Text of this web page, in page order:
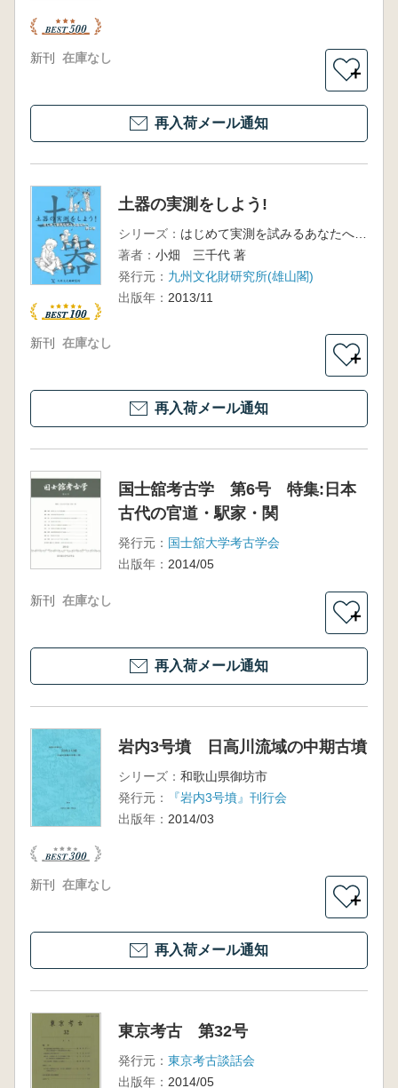
新刊 在庫なし
＋
再入荷メール通知
土器の実測をしよう!
シリーズ：
はじめて実測を試みるあなたへ第2弾
著者： 小畑 三千代 著
発行元： 九州文化財研究所(雄山閣)
出版年： 2013/11
新刊 在庫なし
＋
再入荷メール通知
国士舘考古学 第6号 特集:日本
古代の官道・駅家・関
発行元： 国士舘大学考古学会
出版年： 2014/05
新刊 在庫なし
＋
再入荷メール通知
岩内3号墳 日高川流域の中期古墳
シリーズ： 和歌山県御坊市
発行元：
『岩内3号墳』刊行会
出版年： 2014/03
新刊 在庫なし
＋
再入荷メール通知
東京考古 第32号
発行元： 東京考古談話会
出版年： 2014/05